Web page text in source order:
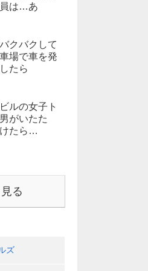
は…あ
クバクして
場で車を発
たら
ルの女子ト
がいたた
たら…
る
ズ